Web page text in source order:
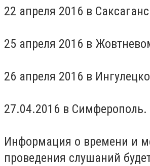
22 апреля 2016 в
25 апреля 2016 в
26 апреля 2016 в
27.04.2016 в Симферополь.
Информация о времени и
проведения слушаний